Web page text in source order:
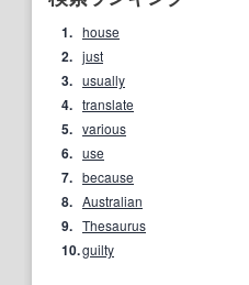
1. house
2. just
3. usually
4. translate
5. various
6. use
7. because
8. Australian
9. Thesaurus
10.guilty